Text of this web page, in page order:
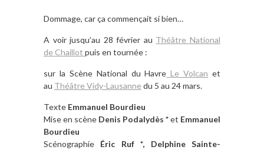
Dommage, car ça commençait si bien…
A voir jusqu’au 28 février au Théâtre National
de Chaillot puis en tournée :
sur la Scène National du Havre Le Volcan et
au Théâtre Vidy-Lausanne du 5 au 24 mars.
Texte Emmanuel Bourdieu
Mise en scène Denis Podalydès *et Emmanuel
Bourdieu
Scénographie Éric Ruf *, Delphine Sainte-